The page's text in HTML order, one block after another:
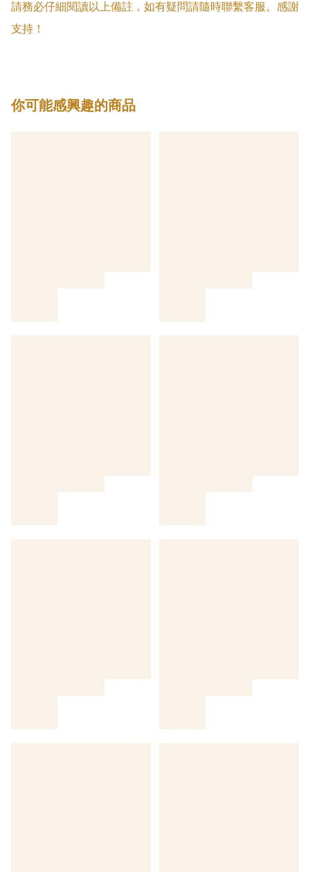
請務必仔細閱讀以上備註，如有疑問請隨時聯繫客服。感謝
支持！
你可能感興趣的商品